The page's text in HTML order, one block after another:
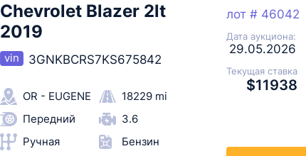
Chevrolet Blazer 2lt
2019
3GNKBCRS7KS675842
OR - EUGENE
18229 mi
Передний
3.6
Ручная
Бензин
лот # 46042
Дата аукциона:
29.05.2026
Текущая ставка
$11938